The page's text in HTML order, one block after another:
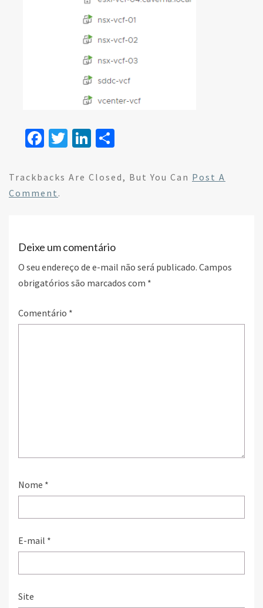
Fa
b
o
T
tt
Li
ke ar
Trackbacks Are Closed, But You Can Post A
Comment .
Deixe um comentário
O seu endereço de e-mail não será publicado. Campos
obrigatórios são marcados com *
Comentário *
Nome *
E-mail *
Site